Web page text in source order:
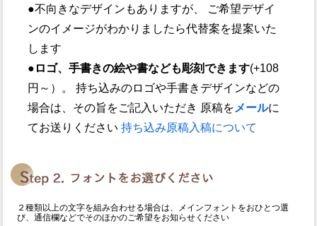
●不向きなデザインもありますが、 ご希望デザイ
ンのイメージがわかりましたら代替案を提案いた
します
●ロゴ、手書きの絵や書なども彫刻できます(+108
円～）。 持ち込みのロゴや手書きデザインなどの
場合は、その旨をご記入いただき 原稿を メールに
てお送りください 持ち込み原稿入稿について
２種類以上の文字を組み合わせる場合は、メインフォントをおひとつ選
び、通信欄などでそのほかのご希望をお知らせください